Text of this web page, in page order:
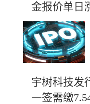
金报价单日
宇树科技发
一签需缴